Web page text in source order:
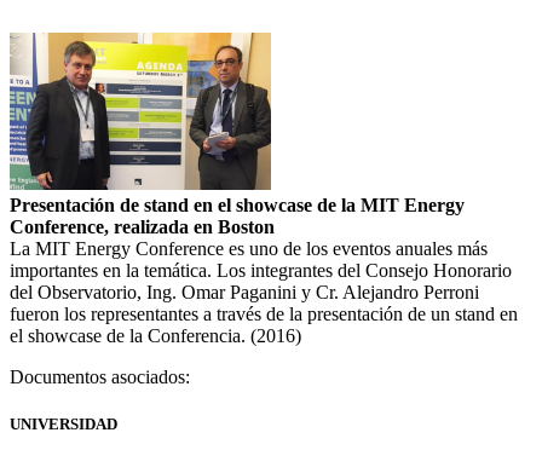
Presentación de stand en el showcase de la MIT Energy
Conference, realizada en Boston
La MIT Energy Conference es uno de los eventos anuales más
importantes en la temática. Los integrantes del Consejo Honorario
del Observatorio, Ing. Omar Paganini y Cr. Alejandro Perroni
fueron los representantes a través de la presentación de un stand en
el showcase de la Conferencia. (2016)
Documentos asociados:
UNIVERSIDAD